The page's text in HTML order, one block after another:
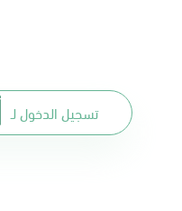
تسجيل الدخول لـ